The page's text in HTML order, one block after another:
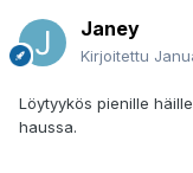
Janey
Kirjoitettu
Löytyykös pienille
haussa.